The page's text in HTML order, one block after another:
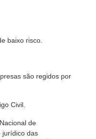
baixo risco.
são regidos por
Civil.
de
jurídico das